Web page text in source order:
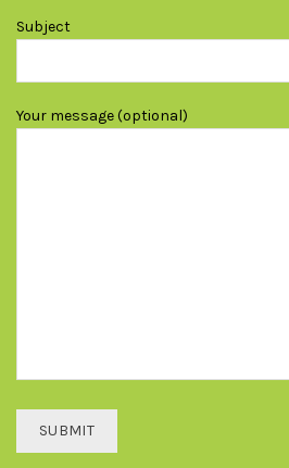
Subject
Your message (optional)